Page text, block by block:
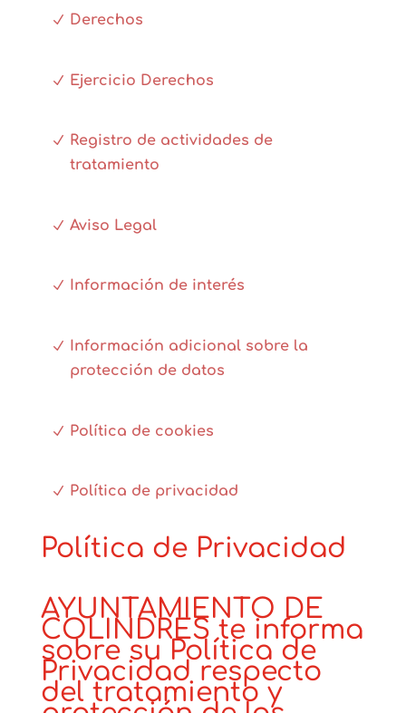
Derechos
Ejercicio Derechos
Registro de actividades de
tratamiento
Aviso Legal
Información de interés
Información adicional sobre la
protección de datos
Política de cookies
Política de privacidad
Política de Privacidad
AYUNTAMIENTO DE
COLINDRES te informa
sobre su Política de
Privacidad respecto
del tratamiento y